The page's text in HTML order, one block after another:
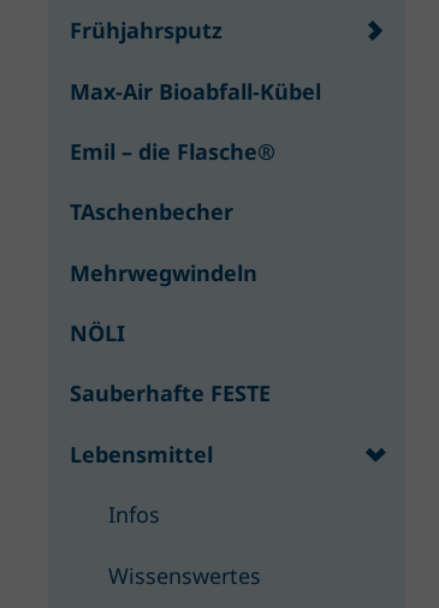
Frühjahrsputz
Max-Air Bioabfall-Kübel
Emil – die Flasche®
TAschenbecher
Mehrwegwindeln
NÖLI
Sauberhafte FESTE
Lebensmittel
Infos
Wissenswertes